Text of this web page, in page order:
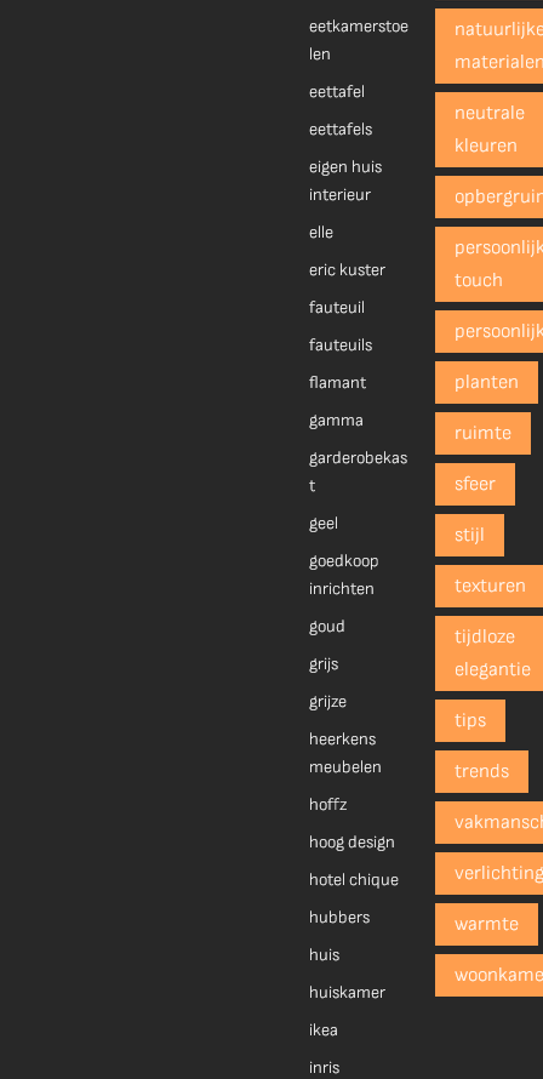
eetkamerstoe
len
eettafel
eettafels
eigen huis
interieur
elle
eric kuster
fauteuil
fauteuils
flamant
gamma
garderobekas
t
geel
goedkoop
inrichten
goud
grijs
grijze
heerkens
meubelen
hoffz
hoog design
hotel chique
hubbers
huis
huiskamer
ikea
inris
neutrale
kleuren
touch
planten
ruimte
sfeer
stijl
texturen
tijdloze
elegantie
tips
trends
warmte